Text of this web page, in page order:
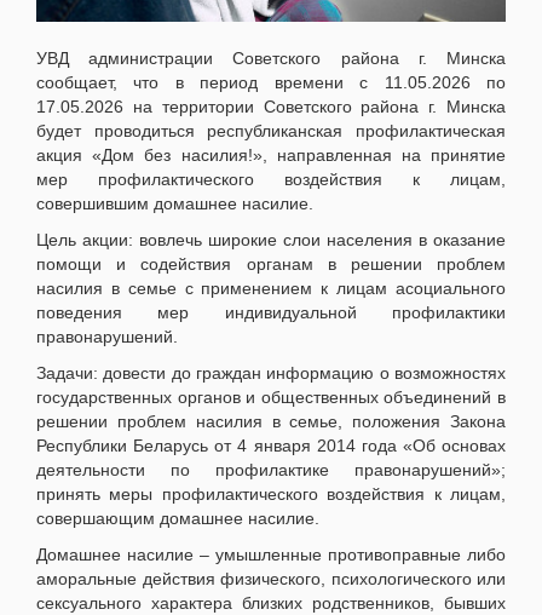
УВД администрации Советского района г. Минска
сообщает, что в период времени с 11.05.2026 по
17.05.2026 на территории Советского района г. Минска
будет проводиться республиканская профилактическая
акция «Дом без насилия!», направленная на принятие
мер профилактического воздействия к лицам,
совершившим домашнее насилие.
Цель акции: вовлечь широкие слои населения в оказание
помощи и содействия органам в решении проблем
насилия в семье с применением к лицам асоциального
поведения мер индивидуальной профилактики
правонарушений.
Задачи: довести до граждан информацию о возможностях
государственных органов и общественных объединений в
решении проблем насилия в семье, положения Закона
Республики Беларусь от 4 января 2014 года «Об основах
деятельности по профилактике правонарушений»;
принять меры профилактического воздействия к лицам,
совершающим домашнее насилие.
Домашнее насилие – умышленные противоправные либо
аморальные действия физического, психологического или
сексуального характера близких родственников, бывших